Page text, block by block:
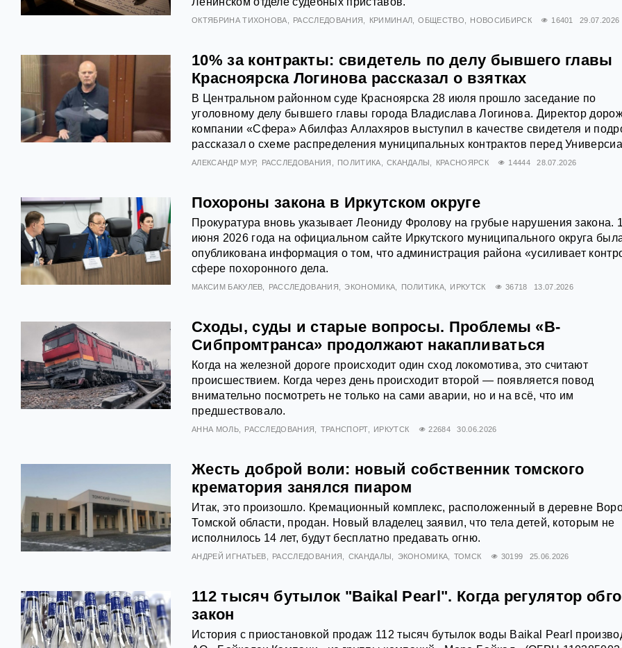
ОКТЯБРИНА ТИХОНОВА РАССЛЕДОВАНИЯ КРИМИНАЛ ОБЩЕСТВО НОВОСИБИРСК 16401 29.07.2026
10% за контракты: свидетель по делу бывшего главы
Красноярска Логинова рассказал о взятках
В Центральном районном суде Красноярска 28 июля прошло заседание по
уголовному делу бывшего главы города Владислава Логинова. Директор
компании «Сфера» Абилфаз Аллахяров выступил в качестве свидетеля и
рассказал о схеме распределения муниципальных контрактов перед
АЛЕКСАНДР МУР РАССЛЕДОВАНИЯ ПОЛИТИКА СКАНДАЛЫ КРАСНОЯРСК 14444 28.07.2026
Похороны закона в Иркутском округе
Прокуратура вновь указывает Леониду Фролову на грубые нарушения закона.
июня 2026 года на официальном сайте Иркутского муниципального округа
опубликована информация о том, что администрация района «усиливает
сфере похоронного дела.
МАКСИМ БАКУЛЕВ РАССЛЕДОВАНИЯ ЭКОНОМИКА ПОЛИТИКА ИРКУТСК 36718 13.07.2026
Сходы, суды и старые вопросы. Проблемы «В-
Сибпромтранса» продолжают накапливаться
Когда на железной дороге происходит один сход локомотива, это считают
происшествием. Когда через день происходит второй — появляется повод
внимательно посмотреть не только на сами аварии, но и на всё, что им
предшествовало.
АННА МОЛЬ РАССЛЕДОВАНИЯ ТРАНСПОРТ ИРКУТСК 22684 30.06.2026
Жесть доброй воли: новый собственник томского
крематория занялся пиаром
Итак, это произошло. Кремационный комплекс, расположенный в деревне
Томской области, продан. Новый владелец заявил, что тела детей, которым не
исполнилось 14 лет, будут бесплатно предавать огню.
АНДРЕЙ ИГНАТЬЕВ РАССЛЕДОВАНИЯ СКАНДАЛЫ ЭКОНОМИКА ТОМСК 30199 25.06.2026
112 тысяч бутылок "Baikal Pearl". Когда регулятор
закон
История с приостановкой продаж 112 тысяч бутылок воды Baikal Pearl